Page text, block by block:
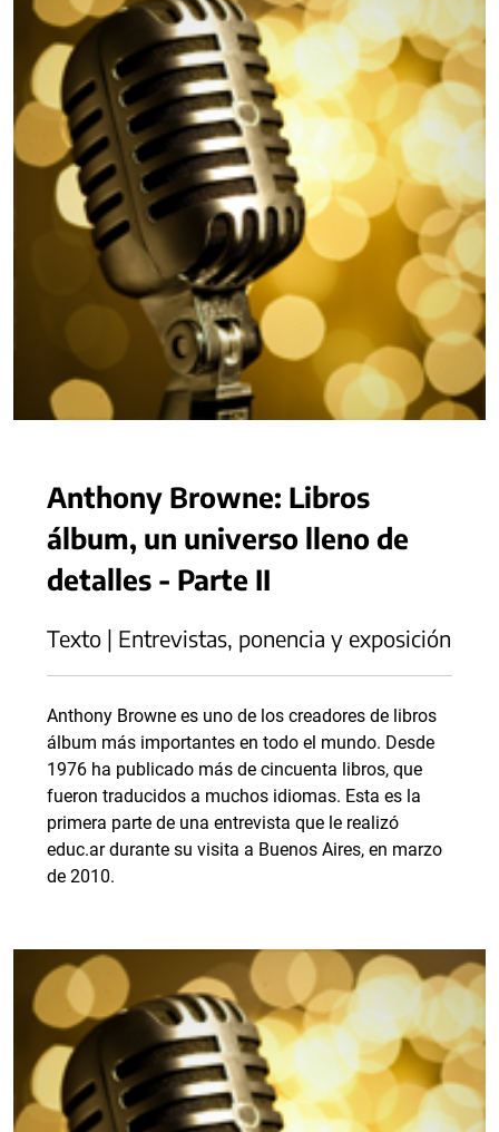
Anthony Browne: Libros
álbum, un universo lleno de
detalles - Parte II
Texto | Entrevistas, ponencia y exposición
Anthony Browne es uno de los creadores de libros
álbum más importantes en todo el mundo. Desde
1976 ha publicado más de cincuenta libros, que
fueron traducidos a muchos idiomas. Esta es la
primera parte de una entrevista que le realizó
educ.ar durante su visita a Buenos Aires, en marzo
de 2010.